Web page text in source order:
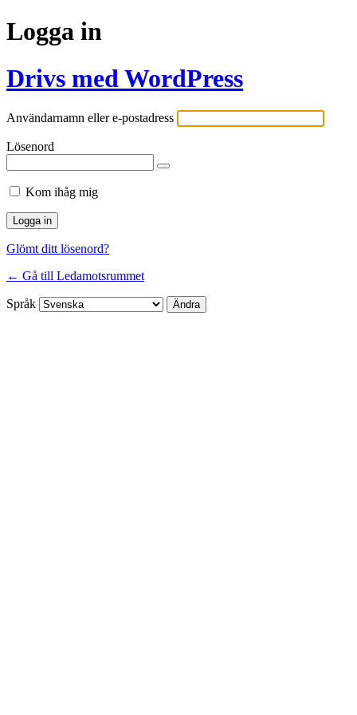
Logga in
Drivs med WordPress
Användarnamn eller e-postadress
Lösenord
Kom ihåg mig
Glömt ditt lösenord?
← Gå till Ledamotsrummet
Språk